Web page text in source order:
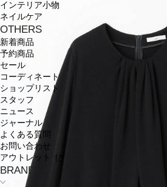
インテリア小物
ネイルケア
OTHERS
新着商品
予約商品
セール
コーディネート
ショップリスト
スタッフ
ニュース
ジャーナル
よくある質問
お問い合わせ
アウトレット
BRAND